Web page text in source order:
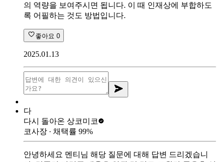
의 역량을 보여주시면 됩니다. 이 때 인재상에 부합하도
록 어필하는 것도 방법입니다.
좋아요 0
2025.01.13
다
다시 돌아온 상코미코
코사장 ∙ 채택률 99%
안녕하세요 멘티님 해당 질문에 대해 답변 드리겠습니